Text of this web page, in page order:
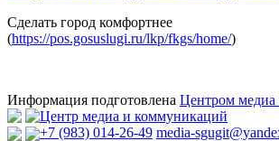
Сделать город комфортнее
(https://pos.gosuslugi.ru/lkp/fkgs/home/)
Информация подготовлена Центром
Центр медиа и коммуникаций
+7 (983) 014-26-49 media-